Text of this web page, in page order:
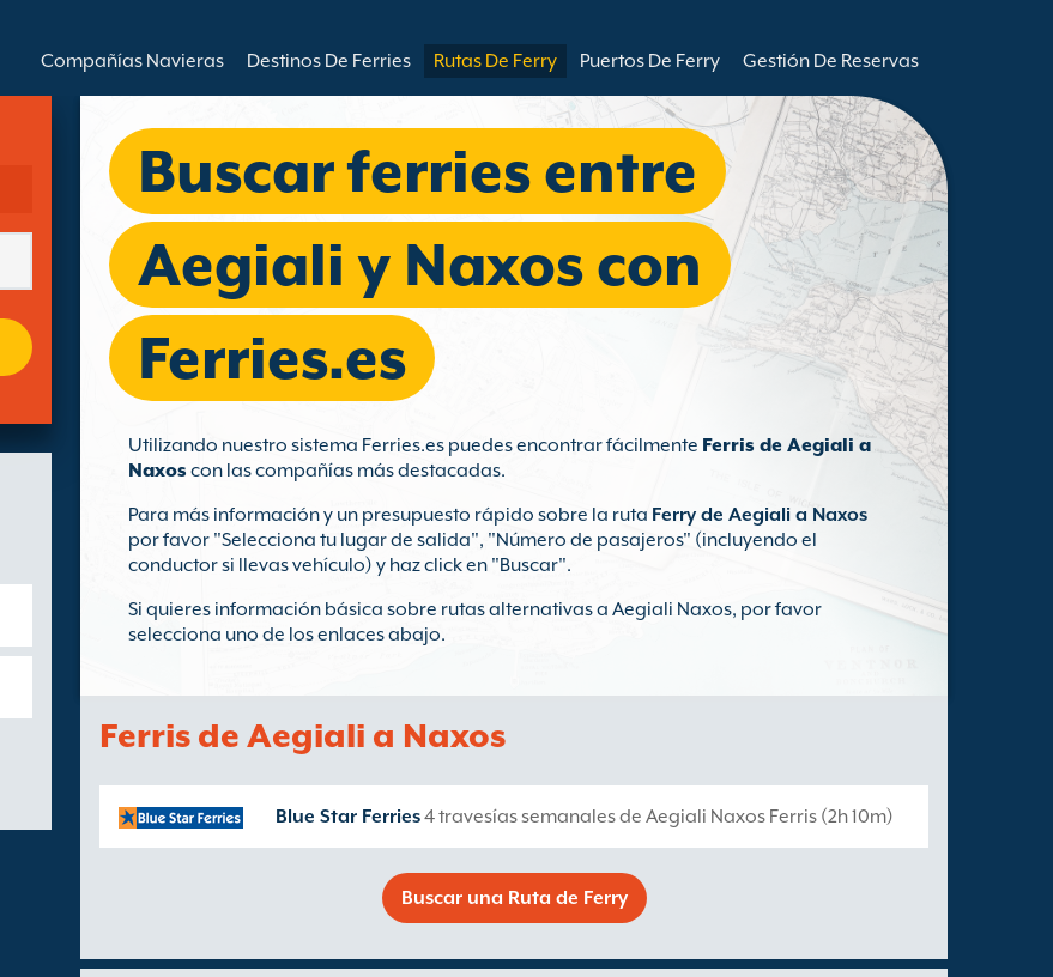
Compañías Navieras Destinos De Ferries Rutas De Ferry Puertos De Ferry Gestión De Reservas
Buscar ferries entre
Aegiali y Naxos con
Ferries.es
Utilizando nuestro sistema Ferries.es puedes encontrar fácilmente Ferris de Aegiali a
Naxos con las compañías más destacadas.
Para más información y un presupuesto rápido sobre la ruta Ferry de Aegiali a Naxos
por favor "Selecciona tu lugar de salida", "Número de pasajeros" (incluyendo el
conductor si llevas vehículo) y haz click en "Buscar".
Si quieres información básica sobre rutas alternativas a Aegiali Naxos, por favor
selecciona uno de los enlaces abajo.
Ferris de Aegiali a Naxos
Blue Star Ferries4 travesías semanales de Aegiali Naxos Ferris (2h 10m)
Buscar una Ruta de Ferry